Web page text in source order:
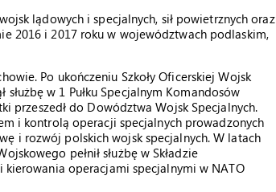
lądowych i specjalnych, sił powietrznych oraz
2016 i 2017 roku w województwach podlaskim,
Po ukończeniu Szkoły Oficerskiej Wojsk
w 1 Pułku Specjalnym Komandosów
przeszedł do Dowództwa Wojsk Specjalnych.
i kontrolą operacji specjalnych prowadzonych
i rozwój polskich wojsk specjalnych. W latach
pełnił służbę w Składzie
kierowania operacjami specjalnymi w NATO